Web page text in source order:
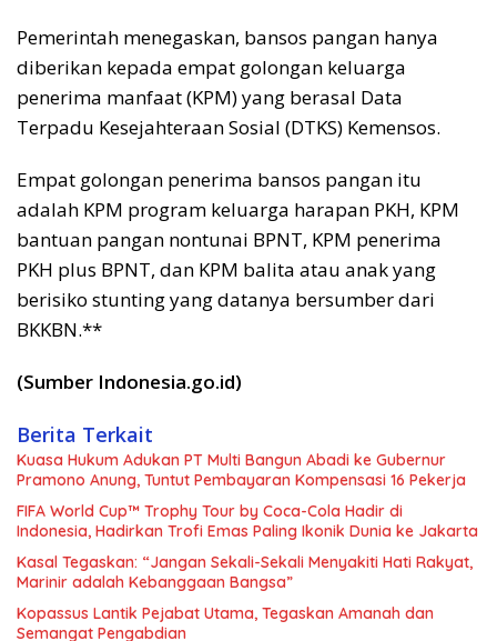
Pemerintah menegaskan, bansos pangan hanya
diberikan kepada empat golongan keluarga
penerima manfaat (KPM) yang berasal Data
Terpadu Kesejahteraan Sosial (DTKS) Kemensos.
Empat golongan penerima bansos pangan itu
adalah KPM program keluarga harapan PKH, KPM
bantuan pangan nontunai BPNT, KPM penerima
PKH plus BPNT, dan KPM balita atau anak yang
berisiko stunting yang datanya bersumber dari
BKKBN.**
(Sumber Indonesia.go.id)
Berita Terkait
Kuasa Hukum Adukan PT Multi Bangun Abadi ke Gubernur
Pramono Anung, Tuntut Pembayaran Kompensasi 16 Pekerja
FIFA World Cup™ Trophy Tour by Coca-Cola Hadir di
Indonesia, Hadirkan Trofi Emas Paling Ikonik Dunia ke Jakarta
Kasal Tegaskan: “Jangan Sekali-Sekali Menyakiti Hati Rakyat,
Marinir adalah Kebanggaan Bangsa”
Kopassus Lantik Pejabat Utama, Tegaskan Amanah dan
Semangat Pengabdian